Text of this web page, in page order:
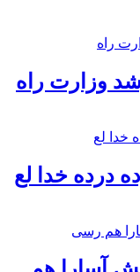
وزارت راه
درده خدا لع